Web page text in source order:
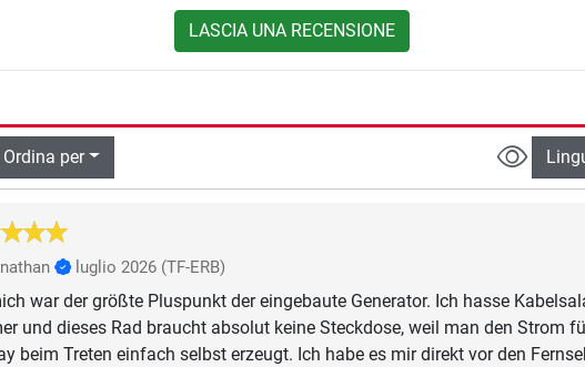
LASCIA UNA RECENSIONE
Ordina per
luglio 2026 (TF-ERB)
war der größte Pluspunkt der eingebaute Generator. Ich hasse
und dieses Rad braucht absolut keine Steckdose, weil man den Strom
beim Treten einfach selbst erzeugt. Ich habe es mir direkt vor den